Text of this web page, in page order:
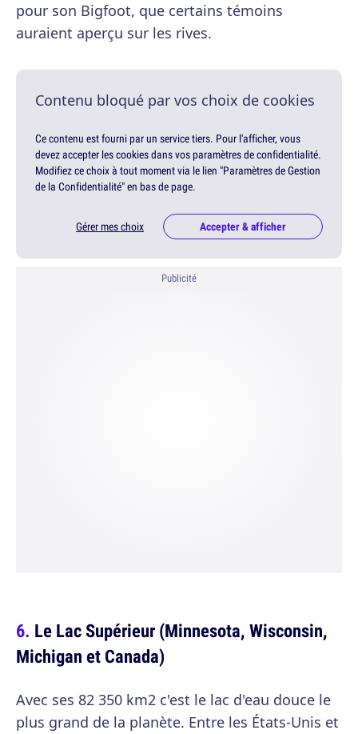
pour son Bigfoot, que certains témoins
auraient aperçu sur les rives.
Contenu bloqué par vos choix de cookies
Ce contenu est fourni par un service tiers. Pour l'afficher, vous
devez accepter les cookies dans vos paramètres de confidentialité.
Modifiez ce choix à tout moment via le lien "Paramètres de Gestion
de la Confidentialité" en bas de page.
Gérer mes choix Accepter & afficher
Publicité
Le Lac Supérieur (Minnesota, Wisconsin,
Michigan et Canada)
Avec ses 82 350 km2 c'est le lac d'eau douce le
plus grand de la planète. Entre les États-Unis et